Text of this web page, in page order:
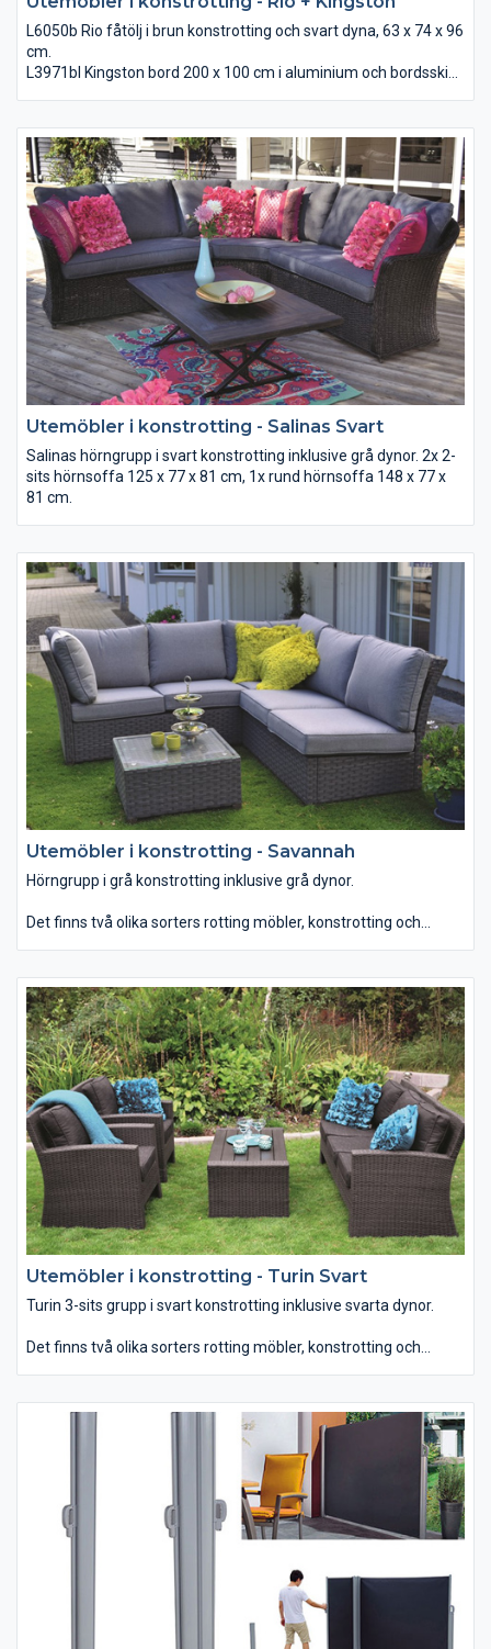
L6050b Rio fåtölj i brun konstrotting och svart dyna, 63 x 74 x 96
cm.
L3971bl Kingston bord 200 x 100 cm i aluminium och bordsskiva
Utemöbler i konstrotting - Salinas Svart
Salinas hörngrupp i svart konstrotting inklusive grå dynor. 2x 2-
sits hörnsoffa 125 x 77 x 81 cm, 1x rund hörnsoffa 148 x 77 x
81 cm.
Utemöbler i konstrotting - Savannah
Hörngrupp i grå konstrotting inklusive grå dynor.
Det finns två olika sorters rotting möbler, konstrotting och
uterum. Konstrotting möbler tål att stå ute i regn och rusk då
dessa är tillverkade i syntetmaterial och aluminiumstomme.
Dessutom har dessa möbler en bra sittkomfort och är lätta att
flytta.
Utemöbler i konstrotting - Turin Svart
Turin 3-sits grupp i svart konstrotting inklusive svarta dynor.
Det finns två olika sorters rotting möbler, konstrotting och
uterum. Konstrotting möbler tål att stå ute i regn och rusk då
dessa är tillverkade i syntetmaterial och aluminiumstomme.
Dessutom har dessa möbler en bra sittkomfort och är lätta att